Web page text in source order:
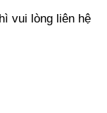
vui lòng liên hệ